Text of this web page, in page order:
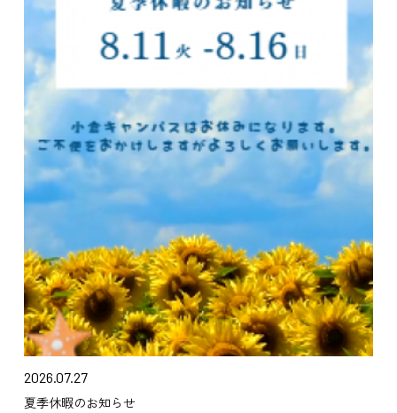
2026.07.27
夏季休暇のお知らせ